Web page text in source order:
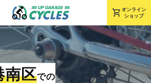
shopping_cart オンライン
ショップ
南区での